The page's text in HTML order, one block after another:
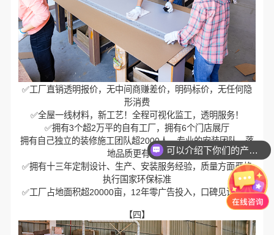
✅工厂直销透明报价，无中间商赚差价，明码标价，无任何隐
形消费
✅全屋一线材料，新工艺！全程可视化监工，透明服务！
✅拥有3个超2万平的自有工厂，拥有6个门店展厅
拥有自己独立的装修施工团队超2000人，专业的安装团队，落
地品质更有保障
✅拥有十三年定制设计、生产、安装服务经验，质量方面严格
执行国家环保标准
✅工厂占地面积超20000亩，12年零广告投入，口碑见证实力
【四】